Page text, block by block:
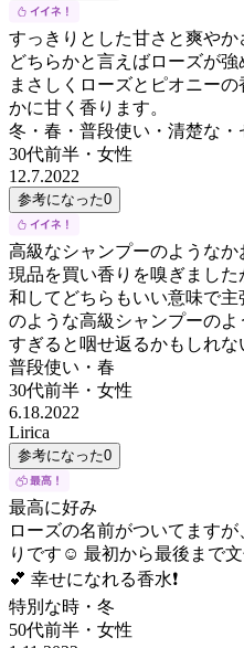
すっきりとした甘さと爽やか
どちらかと言えばローズが強
まさしくローズとピオニー
かに甘く香ります。
冬・春・普段使い・清楚な・
30代前半 ・ 女性
12.7.2022
参考になった0
高級なシャンプーのようなか
現品を買い香りを嗅ぎまし
和してどちらもいい意味で
のような高級シャンプーの
すぎると咽せ返るかもしれな
普段使い・春
30代前半 ・ 女性
6.18.2022
Lirica
参考になった0
最高に好み
ローズの名前がついてます
りです☺️ 最初から最後まで
💕 幸せになれる香水❗
特別な時・冬
50代前半 ・ 女性